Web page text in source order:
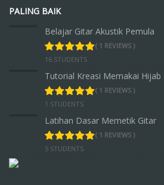
PALING BAIK
Belajar Gitar Akustik Pemula
( 1 REVIEWS )
16 STUDENTS
Tutorial Kreasi Memakai Hijab
( 1 REVIEWS )
1 STUDENTS
Latihan Dasar Memetik Gitar
( 1 REVIEWS )
5 STUDENTS